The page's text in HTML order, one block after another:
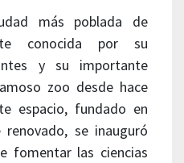
más poblada de
conocida por su
y su importante
zoo desde hace
espacio, fundado en
se inauguró
fomentar las ciencias